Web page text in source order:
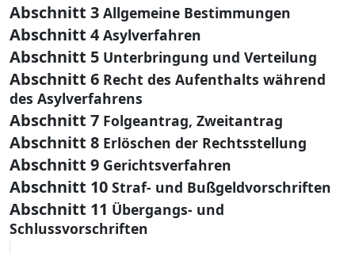
Abschnitt 3 Allgemeine Bestimmungen
Abschnitt 4 Asylverfahren
Abschnitt 5 Unterbringung und Verteilung
Abschnitt 6 Recht des Aufenthalts während
des Asylverfahrens
Abschnitt 7 Folgeantrag, Zweitantrag
Abschnitt 8 Erlöschen der Rechtsstellung
Abschnitt 9 Gerichtsverfahren
Abschnitt 10 Straf- und Bußgeldvorschriften
Abschnitt 11 Übergangs- und
Schlussvorschriften